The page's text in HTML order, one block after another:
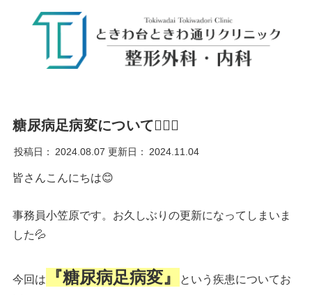
糖尿病足病変について👨🏻‍⚕️
更新日： 2024.11.04
投稿日： 2024.08.07
皆さんこんにちは😊
事務員小笠原です。お久しぶりの更新になってしまいま
した💦
今回は 『糖尿病足病変』
という疾患についてお